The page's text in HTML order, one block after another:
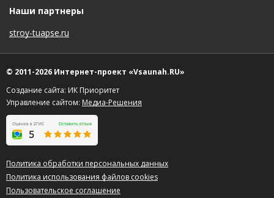
Наши партнеры
stroy-tuapse.ru
© 2011-2026 Интернет-проект «Vsaunah.RU»
Создание сайта: ИК Приоритет
Управление сайтом: Медиа-Решения
Политика обработки персональных данных
Политика использования файлов cookies
Пользовательское соглашение